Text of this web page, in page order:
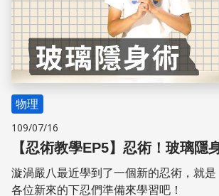
物理
109/07/16
【忍術教學EP5】忍術！玻璃隱
漩渦嚴八最近學到了一個新的忍術，就是
各位新來的下忍們準備來學習吧！